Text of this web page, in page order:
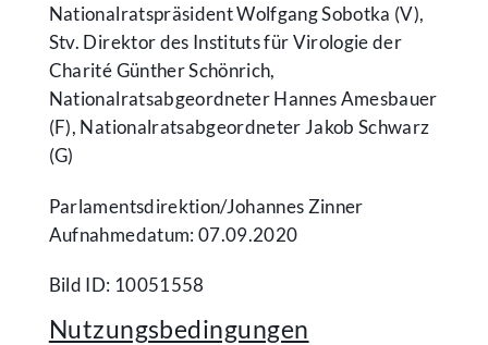
Nationalratspräsident Wolfgang Sobotka (V),
Stv. Direktor des Instituts für Virologie der
Charité Günther Schönrich,
Nationalratsabgeordneter Hannes Amesbauer
(F), Nationalratsabgeordneter Jakob Schwarz
(G)
Parlamentsdirektion/​Johannes Zinner
Aufnahmedatum: 07.09.2020
Bild ID: 10051558
Nutzungsbedingungen